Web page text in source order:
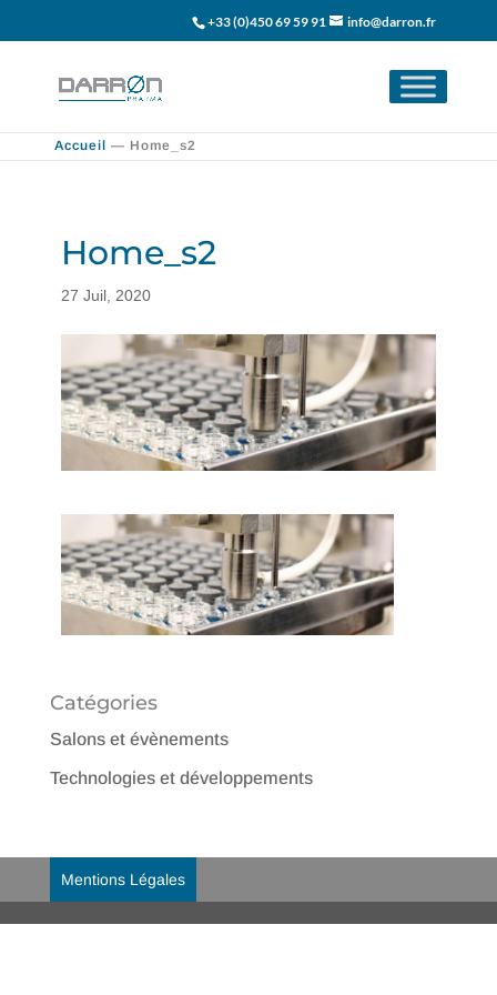
+33 (0)450 69 59 91 info@darron.fr
Accueil — Home_s2
Home_s2
27 Juil, 2020
Catégories
Salons et évènements
Technologies et développements
Mentions Légales